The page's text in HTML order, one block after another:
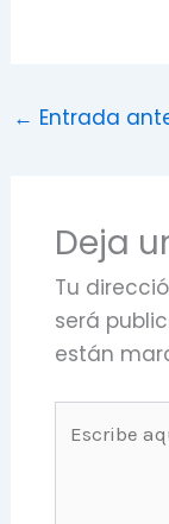
← Entrada
Deja
Tu
será
están
aquí...